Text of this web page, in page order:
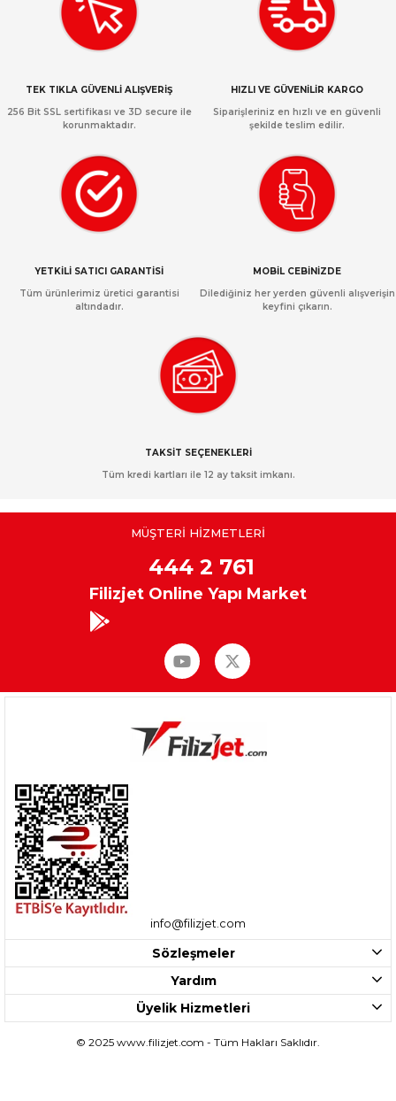
TEK TIKLA GÜVENLİ ALIŞVERİŞ
256 Bit SSL sertifikası ve 3D secure ile
korunmaktadır.
HIZLI VE GÜVENİLİR KARGO
Siparişleriniz en hızlı ve en güvenli
şekilde teslim edilir.
YETKİLİ SATICI GARANTİSİ
Tüm ürünlerimiz üretici garantisi
altındadır.
MOBİL CEBİNİZDE
Dilediğiniz her yerden güvenli alışverişin
keyfini çıkarın.
TAKSİT SEÇENEKLERİ
Tüm kredi kartları ile 12 ay taksit imkanı.
MÜŞTERİ HİZMETLERİ
444 2 761
Filizjet Online Yapı Market
info@filizjet.com
Sözleşmeler
Yardım
Üyelik Hizmetleri
© 2025 www.filizjet.com - Tüm Hakları Saklıdır.